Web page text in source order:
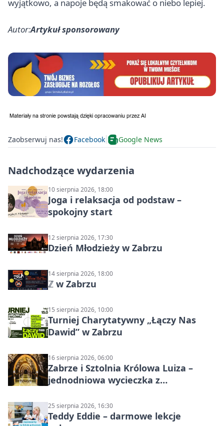
wyjątkowo, a napoje będą smakować o niebo lepiej.
Autor:Artykuł sponsorowany
Zaobserwuj nas! Facebook Google News
Nadchodzące wydarzenia
10 sierpnia 2026, 18:00
Joga i relaksacja od podstaw –
spokojny start
12 sierpnia 2026, 17:30
Dzień Młodzieży w Zabrzu
14 sierpnia 2026, 18:00
ℤ w Zabrzu
15 sierpnia 2026, 10:00
Turniej Charytatywny „Łączy Nas
Dawid” w Zabrzu
16 sierpnia 2026, 06:00
Zabrze i Sztolnia Królowa Luiza –
jednodniowa wycieczka z
miasta
25 sierpnia 2026, 16:30
Teddy Eddie – darmowe lekcje